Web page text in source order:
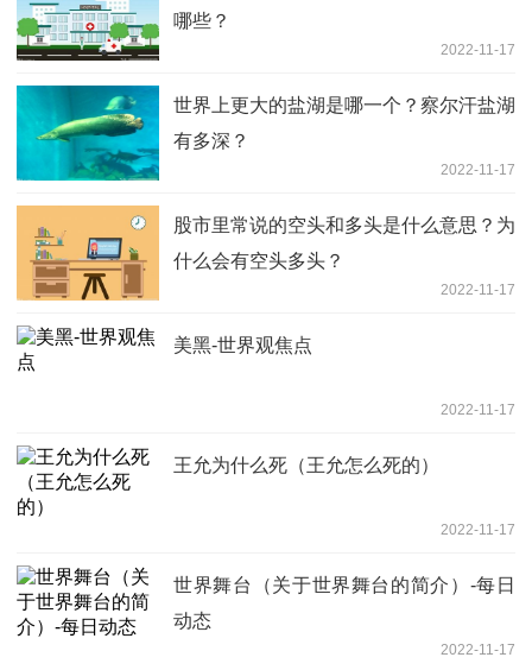
哪些？
2022-11-17
世界上更大的盐湖是哪一个？察尔汗盐湖
有多深？
2022-11-17
股市里常说的空头和多头是什么意思？为
什么会有空头多头？
2022-11-17
美黑-世界观焦点
2022-11-17
王允为什么死（王允怎么死的）
2022-11-17
世界舞台（关于世界舞台的简介）-每日
动态
2022-11-17